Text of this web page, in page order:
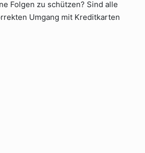
Folgen zu schützen? Sind alle
Umgang mit Kreditkarten